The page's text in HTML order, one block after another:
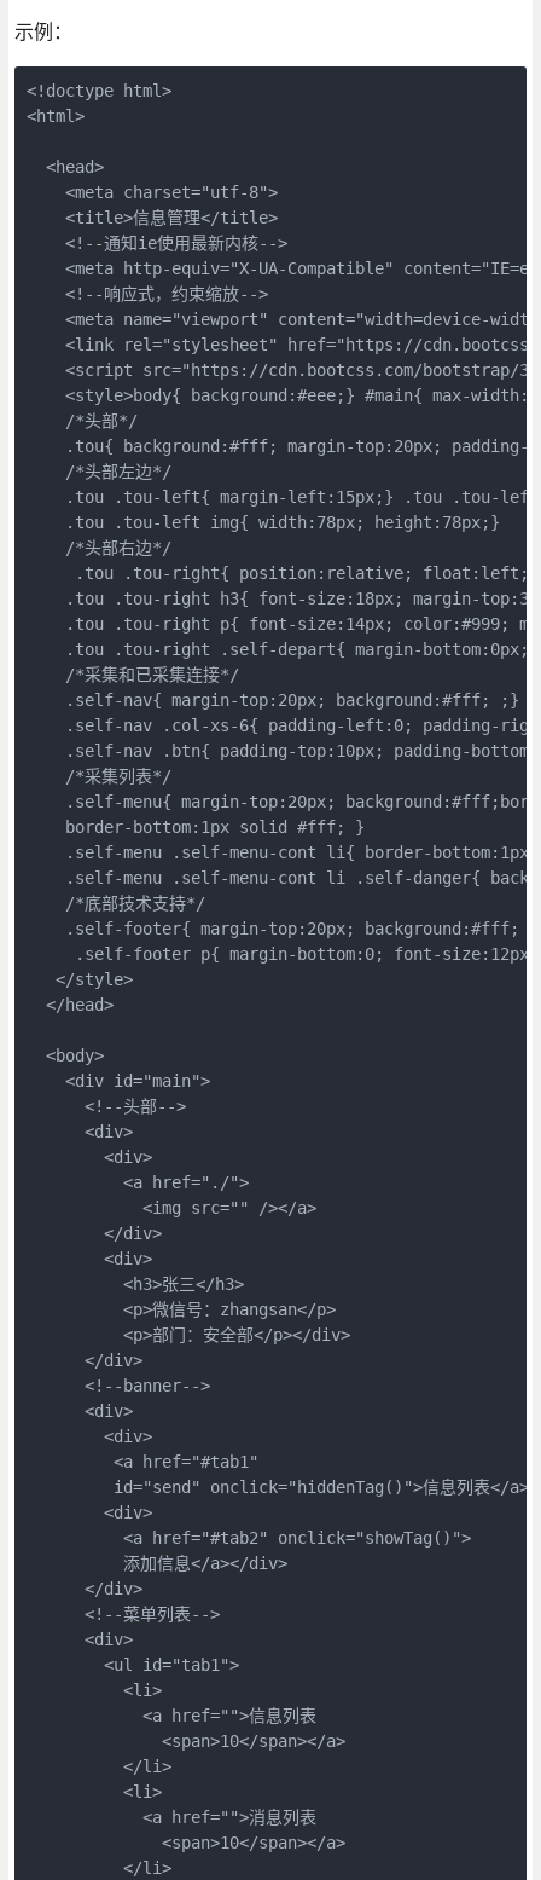
示例：
<!doctype html>
<html>
  <head>
    <meta charset="utf-8">
    <title>信息管理</title>
    <!--通知ie使用最新内核-->
<meta http-equiv="X-UA-Compatible"
    <!--响应式，约束缩放-->
<meta name="viewport" content="width=device-
<link rel="stylesheet" href="https://
<script src="https://cdn.bootcss.com/bootstrap/
<style>body{ background:#eee;} #main{ max-
    /*头部*/
.tou{ background:#fff; margin-top:20px;
    /*头部左边*/
.tou .tou-left{ margin-left:15px;} .tou .tou-
    .tou .tou-left img{ width:78px; height:78px;}
    /*头部右边*/
.tou .tou-right{ position:relative; float:left;
.tou .tou-right h3{ font-size:18px; margin-
.tou .tou-right p{ font-size:14px; color:#999;
.tou .tou-right .self-depart{ margin-
    /*采集和已采集连接*/
    .self-nav{ margin-top:20px; background:#fff; ;}
.self-nav .col-xs-6{ padding-left:0; padding-
.self-nav .btn{ padding-top:10px; padding-
    /*采集列表*/
.self-menu{ margin-top:20px;
    border-bottom:1px solid #fff; }
.self-menu .self-menu-cont li{ border-
.self-menu .self-menu-cont li .self-danger{
    /*底部技术支持*/
.self-footer{ margin-top:20px; background:#fff;
.self-footer p{ margin-bottom:0; font-
   </style>
  </head>
  <body>
    <div id="main">
      <!--头部-->
      <div>
        <div>
          <a href="./">
            <img src="" /></a>
        </div>
        <div>
          <h3>张三</h3>
          <p>微信号：zhangsan</p>
          <p>部门：安全部</p></div>
      </div>
      <!--banner-->
      <div>
        <div>
         <a href="#tab1"
id="send" onclick="hiddenTag()">信息列表</
        <div>
          <a href="#tab2" onclick="showTag()">
          添加信息</a></div>
      </div>
      <!--菜单列表-->
      <div>
        <ul id="tab1">
          <li>
            <a href="">信息列表
              <span>10</span></a>
          </li>
          <li>
            <a href="">消息列表
              <span>10</span></a>
          </li>